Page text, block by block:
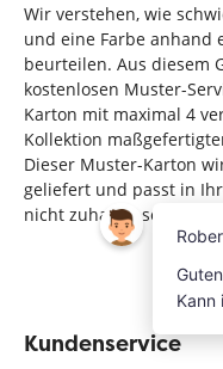
Wir verstehen, wie
und eine Farbe anhand
beurteilen. Aus diesem
kostenlosen Muster-
Karton mit maximal 4
Kollektion
Dieser Muster-Karton
geliefert und passt in
nicht zuhause sein, um
Kundenservice